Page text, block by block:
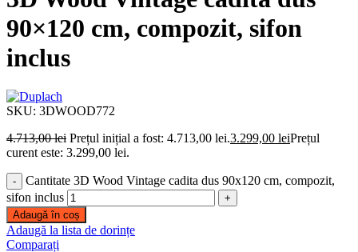
90×120 cm, compozit, sifon
inclus
SKU: 3DWOOD772
4.713,00lei Prețul inițial a fost: 4.713,00 lei.3.299,00 leiPrețul
curent este: 3.299,00 lei.
Cantitate 3D Wood Vintage cadita dus 90x120 cm, compozit,
sifon inclus
Adaugă în coș
Adaugă la lista de dorințe
Comparați